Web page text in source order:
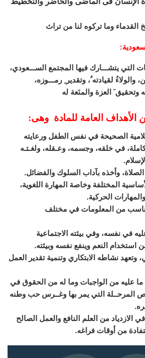
القدماء وما تركوه لنا من تراث
:
يتشـــارك فيها المجتمع الســـعودي،
لقيادته ُ، وتقدير ِ رمـــوزه،
العزة والمنَعة له
العامة للمادة وهى:
الصحيحة في نفس الطفل ورعايته
في خلقه، وجسمه، وعـقله، ولغـتـه
وأخذه بآداب السلوك والفضائل.
المختلفة وخاصة المهارة اللغوية،
الحركية.
من المعلومات في مختلف
في نفسه، وفي بيئته الاجتماعية
استخدام النعم وينفع نفسه وبيئته.
وتعهد نشاطه الابتكاري وتنمية تقدير العمل
ما عليه من الواجبات وما له من الحقوق في
المرحــلة التي يمر بها وغــرس حب وطنه
الازدياد من العلم النافع والعمل الصالح
من أوقات فراغه.